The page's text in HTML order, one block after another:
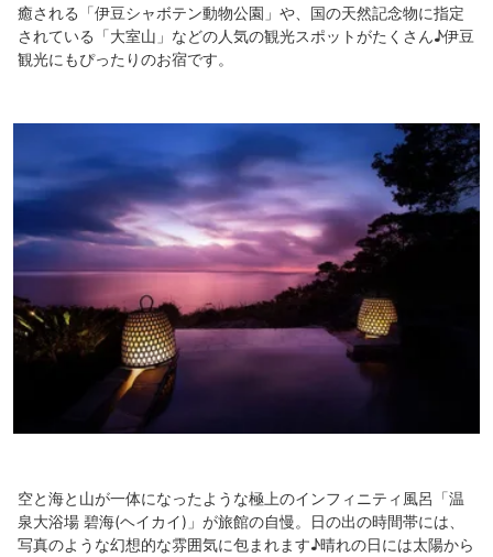
癒される「伊豆シャボテン動物公園」や、国の天然記念物に指定
されている「大室山」などの人気の観光スポットがたくさん♪伊豆
観光にもぴったりのお宿です。
空と海と山が一体になったような極上のインフィニティ風呂「温
泉大浴場 碧海(ヘイカイ)」が旅館の自慢。日の出の時間帯には、
写真のような幻想的な雰囲気に包まれます♪晴れの日には太陽から